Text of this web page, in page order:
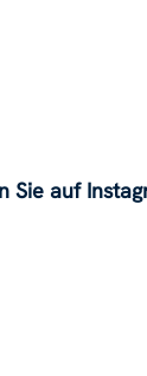
Sie auf